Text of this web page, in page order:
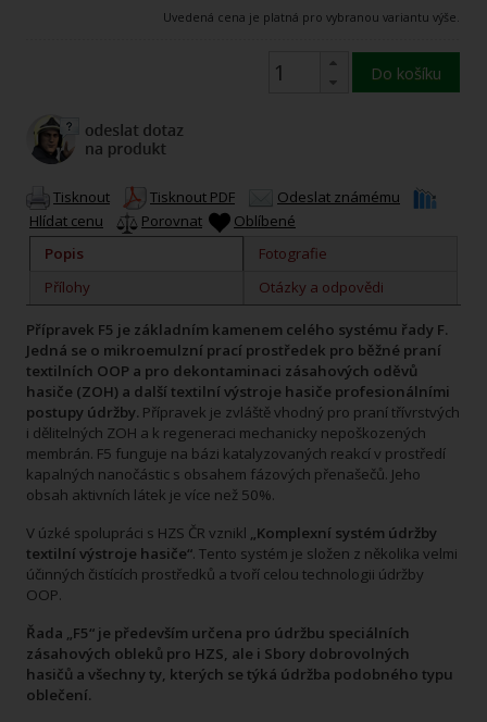
Uvedená cena je platná pro vybranou variantu výše.
Do košíku
Tisknout Tisknout PDF
Odeslat známému
Hlídat cenu
Porovnat
Oblíbené
Popis
Fotografie
Přílohy
Otázky a odpovědi
Přípravek F5 je základním kamenem celého systému řady F.
Jedná se o mikroemulzní prací prostředek pro běžné praní
textilních OOP a pro dekontaminaci zásahových oděvů
hasiče (ZOH) a další textilní výstroje hasiče profesionálními
postupy údržby. Přípravek je zvláště vhodný pro praní třívrstvých
i dělitelných ZOH a k regeneraci mechanicky nepoškozených
membrán. F5 funguje na bázi katalyzovaných reakcí v prostředí
kapalných nanočástic s obsahem fázových přenašečů. Jeho
obsah aktivních látek je více než 50%.
V úzké spolupráci s HZS ČR vznikl „Komplexní systém údržby
textilní výstroje hasiče“. Tento systém je složen z několika velmi
účinných čistících prostředků a tvoří celou technologii údržby
OOP.
Řada „F5“ je především určena pro údržbu speciálních
zásahových obleků pro HZS, ale i Sbory dobrovolných
hasičů a všechny ty, kterých se týká údržba podobného typu
oblečení.